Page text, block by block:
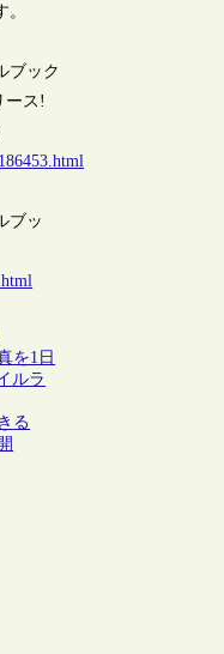
ブック
ース!
ブッ
を1日
ルラ
る